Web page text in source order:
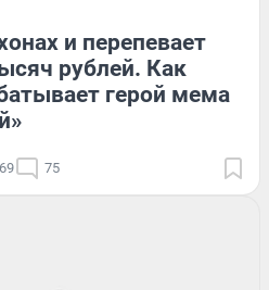
и перепевает
рублей. Как
герой мема
75